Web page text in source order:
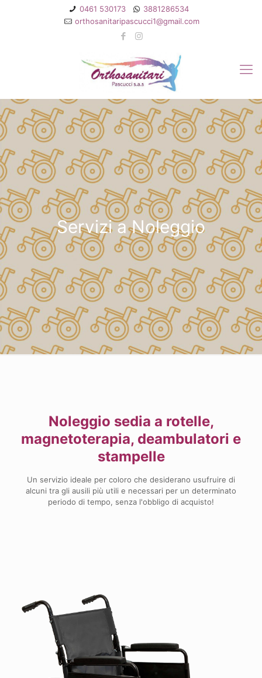
0461 530173
3881286534
orthosanitaripascucci1@gmail.com
Servizi a Noleggio
Noleggio sedia a rotelle,
magnetoterapia, deambulatori e
stampelle
Un servizio ideale per coloro che desiderano usufruire di
alcuni tra gli ausili più utili e necessari per un determinato
periodo di tempo, senza l'obbligo di acquisto!